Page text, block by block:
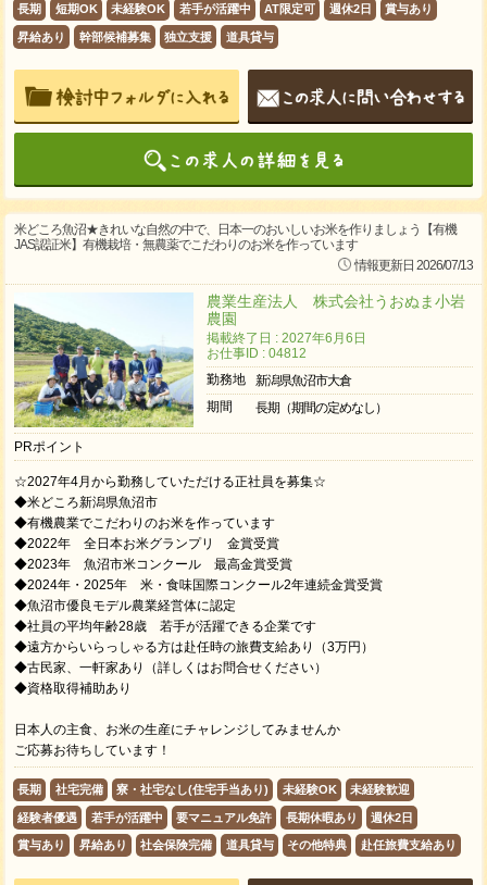
長期 短期OK 未経験OK 若手が活躍中 AT限定可 週休2日 賞与あり
昇給あり 幹部候補募集 独立支援 道具貸与
米どころ魚沼★きれいな自然の中で、日本一のおいしいお米を作りましょう【有機
JAS認証米】有機栽培・無農薬でこだわりのお米を作っています
情報更新日 2026/07/13
農業生産法人 株式会社うおぬま小岩
農園
掲載終了日 : 2027年6月6日
お仕事ID : 04812
勤務地
新潟県魚沼市大倉
期間
長期（期間の定めなし）
PRポイント
☆2027年4月から勤務していただける正社員を募集☆
◆米どころ新潟県魚沼市
◆有機農業でこだわりのお米を作っています
◆2022年 全日本お米グランプリ 金賞受賞
◆2023年 魚沼市米コンクール 最高金賞受賞
◆2024年・2025年 米・食味国際コンクール2年連続金賞受賞
◆魚沼市優良モデル農業経営体に認定
◆社員の平均年齢28歳 若手が活躍できる企業です
◆遠方からいらっしゃる方は赴任時の旅費支給あり（3万円）
◆古民家、一軒家あり（詳しくはお問合せください）
◆資格取得補助あり
日本人の主食、お米の生産にチャレンジしてみませんか
ご応募お待ちしています！
長期 社宅完備 寮・社宅なし(住宅手当あり) 未経験OK 未経験歓迎
経験者優遇 若手が活躍中 要マニュアル免許 長期休暇あり 週休2日
賞与あり 昇給あり 社会保険完備 道具貸与 その他特典 赴任旅費支給あり